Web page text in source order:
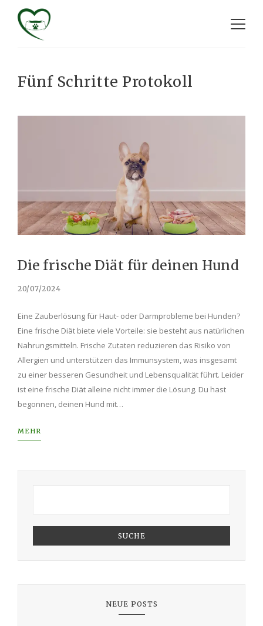
Fünf Schritte Protokoll
Die frische Diät für deinen Hund
20/07/2024
Eine Zauberlösung für Haut- oder Darmprobleme bei Hunden?
Eine frische Diät biete viele Vorteile: sie besteht aus natürlichen
Nahrungsmitteln. Frische Zutaten reduzieren das Risiko von
Allergien und unterstützen das Immunsystem, was insgesamt
zu einer besseren Gesundheit und Lebensqualität führt. Leider
ist eine frische Diät alleine nicht immer die Lösung. Du hast
begonnen, deinen Hund mit…
MEHR
SUCHE
NEUE POSTS